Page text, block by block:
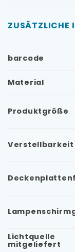
ZUSÄTZLICHE
barcode
Material
Produktgröße
Verstellbarkeit
Lichtquelle
mitgeliefert